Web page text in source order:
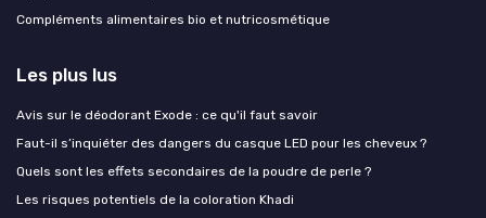
Compléments alimentaires bio et nutricosmétique
Les plus lus
Avis sur le déodorant Exode : ce qu'il faut savoir
Faut-il s’inquiéter des dangers du casque LED pour les cheveux ?
Quels sont les effets secondaires de la poudre de perle ?
Les risques potentiels de la coloration Khadi